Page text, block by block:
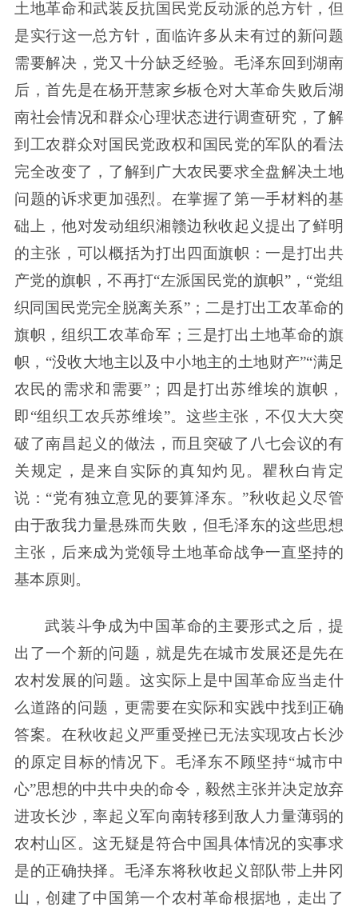
土地革命和武装反抗国民党反动派的总方针，但
是实行这一总方针，面临许多从未有过的新问题
需要解决，党又十分缺乏经验。毛泽东回到湖南
后，首先是在杨开慧家乡板仓对大革命失败后湖
南社会情况和群众心理状态进行调查研究，了解
到工农群众对国民党政权和国民党的军队的看法
完全改变了，了解到广大农民要求全盘解决土地
问题的诉求更加强烈。在掌握了第一手材料的基
础上，他对发动组织湘赣边秋收起义提出了鲜明
的主张，可以概括为打出四面旗帜：一是打出共
产党的旗帜，不再打“左派国民党的旗帜”，“党组
织同国民党完全脱离关系”；二是打出工农革命的
旗帜，组织工农革命军；三是打出土地革命的旗
帜，“没收大地主以及中小地主的土地财产”“满足
农民的需求和需要”；四是打出苏维埃的旗帜，
即“组织工农兵苏维埃”。这些主张，不仅大大突
破了南昌起义的做法，而且突破了八七会议的有
关规定，是来自实际的真知灼见。瞿秋白肯定
说：“党有独立意见的要算泽东。”秋收起义尽管
由于敌我力量悬殊而失败，但毛泽东的这些思想
主张，后来成为党领导土地革命战争一直坚持的
基本原则。
武装斗争成为中国革命的主要形式之后，提
出了一个新的问题，就是先在城市发展还是先在
农村发展的问题。这实际上是中国革命应当走什
么道路的问题，更需要在实际和实践中找到正确
答案。在秋收起义严重受挫已无法实现攻占长沙
的原定目标的情况下。毛泽东不顾坚持“城市中
心”思想的中共中央的命令，毅然主张并决定放弃
进攻长沙，率起义军向南转移到敌人力量薄弱的
农村山区。这无疑是符合中国具体情况的实事求
是的正确抉择。毛泽东将秋收起义部队带上井冈
山，创建了中国第一个农村革命根据地，走出了